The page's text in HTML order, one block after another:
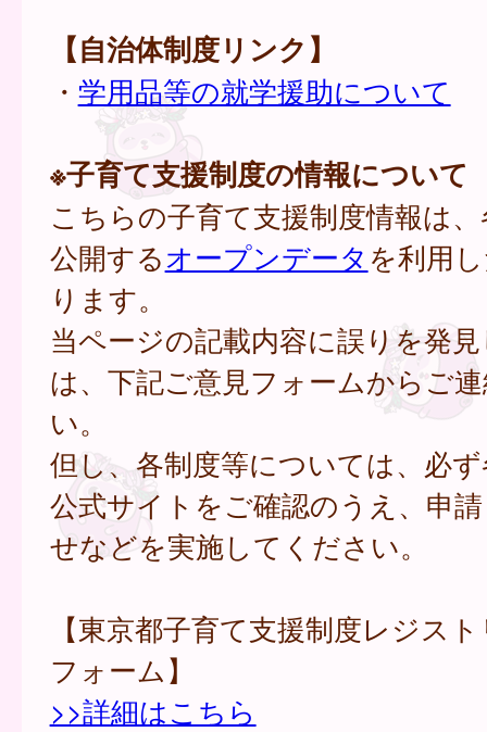
【自治体制度リンク】
・ 学用品等の就学援助について
※子育て支援制度の情報について
こちらの子育て支援制度情報は
公開するオープンデータ を利用
ります。
当ページの記載内容に誤りを発
は、下記ご意見フォームからご
い。
但し、各制度等については、必
公式サイトをご確認のうえ、申
せなどを実施してください。
【東京都子育て支援制度レジス
フォーム】
>>詳細はこちら